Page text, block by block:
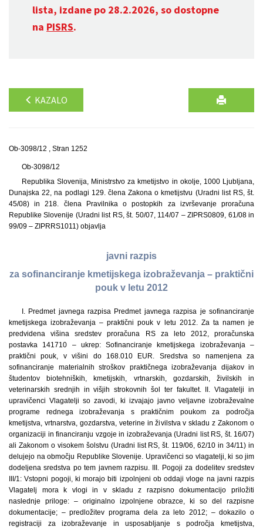
lista, izdane po 28.2.2026, so dostopne
na PISRS.
KAZALO
Ob-3098/12 , Stran 1252
Ob-3098/12
Republika Slovenija, Ministrstvo za kmetijstvo in okolje, 1000 Ljubljana,
Dunajska 22, na podlagi 129. člena Zakona o kmetijstvu (Uradni list RS, št.
45/08) in 218. člena Pravilnika o postopkih za izvrševanje proračuna
Republike Slovenije (Uradni list RS, št. 50/07, 114/07 – ZIPRS0809, 61/08 in
99/09 – ZIPRRS1011) objavlja
javni razpis
za sofinanciranje kmetijskega izobraževanja – praktični
pouk v letu 2012
I. Predmet javnega razpisa Predmet javnega razpisa je sofinanciranje
kmetijskega izobraževanja – praktični pouk v letu 2012. Za ta namen je
predvidena višina sredstev proračuna RS za leto 2012, proračunska
postavka 141710 – ukrep: Sofinanciranje kmetijskega izobraževanja –
praktični pouk, v višini do 168.010 EUR. Sredstva so namenjena za
sofinanciranje materialnih stroškov praktičnega izobraževanja dijakov in
študentov biotehniških, kmetijskih, vrtnarskih, gozdarskih, živilskih in
veterinarskih srednjih in višjih strokovnih šol ter fakultet. II. Vlagatelji in
upravičenci Vlagatelji so zavodi, ki izvajajo javno veljavne izobraževalne
programe rednega izobraževanja s praktičnim poukom za področja
kmetijstva, vrtnarstva, gozdarstva, veterine in živilstva v skladu z Zakonom o
organizaciji in financiranju vzgoje in izobraževanja (Uradni list RS, št. 16/07)
ali Zakonom o visokem šolstvu (Uradni list RS, št. 119/06, 62/10 in 34/11) in
delujejo na območju Republike Slovenije. Upravičenci so vlagatelji, ki so jim
dodeljena sredstva po tem javnem razpisu. III. Pogoji za dodelitev sredstev
III/1: Vstopni pogoji, ki morajo biti izpolnjeni ob oddaji vloge na javni razpis
Vlagatelj mora k vlogi in v skladu z razpisno dokumentacijo priložiti
naslednje priloge: – originalno izpolnjene obrazce, ki so del razpisne
dokumentacije; – predložitev programa dela za leto 2012; – dokazilo o
registraciji za izobraževanje in usposabljanje s področja kmetijstva,